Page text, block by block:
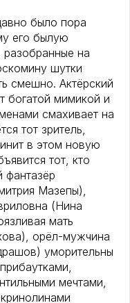
было пора
его былую
на
шутки
смешно. Актёрский
богатой мимикой и
смахивает на
тот зритель,
в этом новую
тот, кто
фантазёр
Мазепы),
(Нина
мать
орёл-мужчина
уморительны
мечтами,